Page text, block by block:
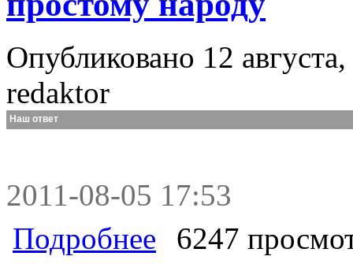
Опубликовано 12
redaktor
Наш ответ
2011-08-05 17:53
Подробнее о В.Ф. Рашкин об инициативе
свое хамское отношение к
6247